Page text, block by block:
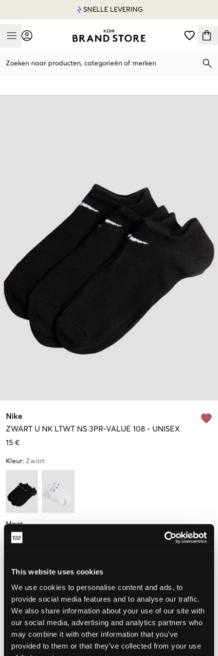
This website uses cookies
We use cookies to personalise content and ads, to
provide social media features and to analyse our traffic.
We also share information about your use of our site with
our social media, advertising and analytics partners who
may combine it with other information that you’ve
provided to them or that they’ve collected from your use
SNELLE LEVERING
Mobile Menu
Zoeken naar producten, categorieën of merken
Nike
ZWART U NK LTWT NS 3PR-VALUE 108 - UNISEX
15 €
Kleur: Zwart
Maat
De maat lijkt
Te klein Perfect Te groot
MAATTABEL
KIES EEN MAAT